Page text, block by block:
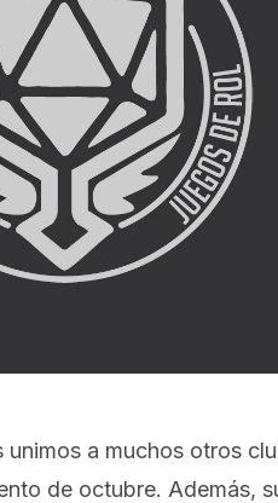
a muchos otros
de octubre. Además,